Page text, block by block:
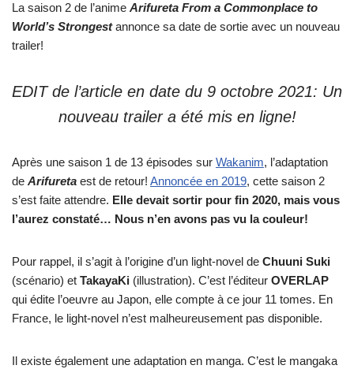
La saison 2 de l’anime Arifureta From a Commonplace to
World’s Strongestannonce sa date de sortie avec un nouveau
trailer!
EDIT de l’article en date du 9 octobre 2021: Un
nouveau trailer a été mis en ligne!
Après une saison 1 de 13 épisodes sur Wakanim, l’adaptation
de Arifureta est de retour! Annoncée en 2019, cette saison 2
s’est faite attendre. Elle devait sortir pour fin 2020, mais vous
l’aurez constaté… Nous n’en avons pas vu la couleur!
Pour rappel, il s’agit à l’origine d’un light-novel de Chuuni Suki
(scénario) et TakayaKi (illustration). C’est l’éditeur OVERLAP
qui édite l’oeuvre au Japon, elle compte à ce jour 11 tomes. En
France, le light-novel n’est malheureusement pas disponible.
Il existe également une adaptation en manga. C’est le mangaka